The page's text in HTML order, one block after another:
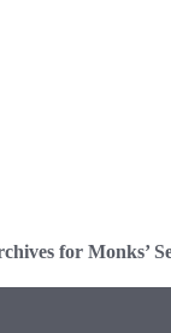
for Monks’